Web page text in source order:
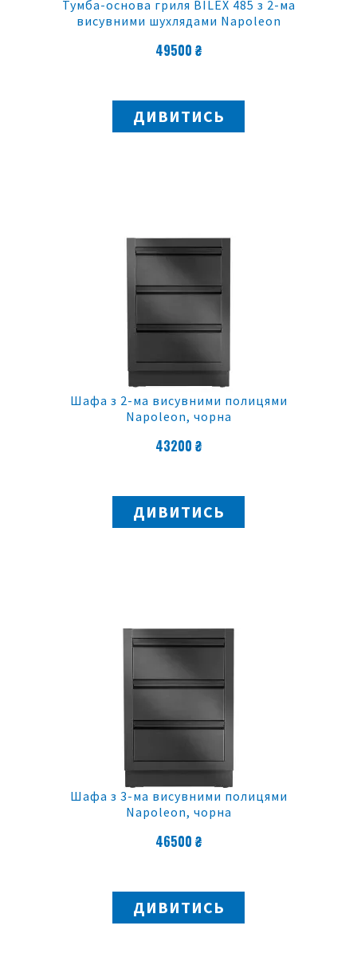
Тумба-основа гриля BILEX 485 з 2-ма
висувними шухлядами Napoleon
49500 ₴
ДИВИТИСЬ
Шафа з 2-ма висувними полицями
Napoleon, чорна
43200 ₴
ДИВИТИСЬ
Шафа з 3-ма висувними полицями
Napoleon, чорна
46500 ₴
ДИВИТИСЬ